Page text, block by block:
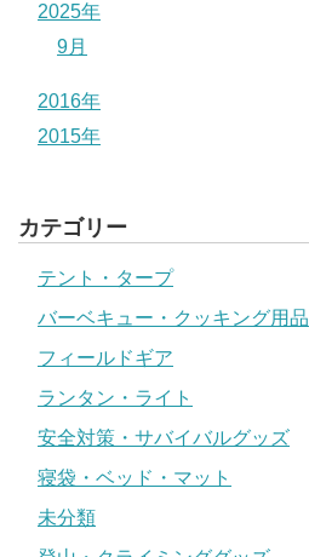
2025年
9月
2016年
2015年
カテゴリー
テント・タープ
バーベキュー・クッキング用品
フィールドギア
ランタン・ライト
安全対策・サバイバルグッズ
寝袋・ベッド・マット
未分類